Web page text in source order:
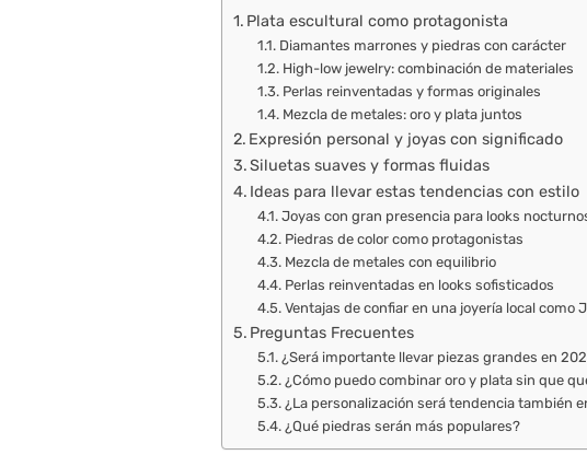
Plata escultural como protagonista
Diamantes marrones y piedras con carácter
High-low jewelry: combinación de materiales
Perlas reinventadas y formas originales
Mezcla de metales: oro y plata juntos
Expresión personal y joyas con significado
Siluetas suaves y formas fluidas
Ideas para llevar estas tendencias con estilo
Joyas con gran presencia para looks
Piedras de color como protagonistas
Mezcla de metales con equilibrio
Perlas reinventadas en looks sofisticados
Ventajas de confiar en una joyería local como
Preguntas Frecuentes
¿Será importante llevar piezas grandes en
¿Cómo puedo combinar oro y plata sin que
¿La personalización será tendencia también
¿Qué piedras serán más populares?